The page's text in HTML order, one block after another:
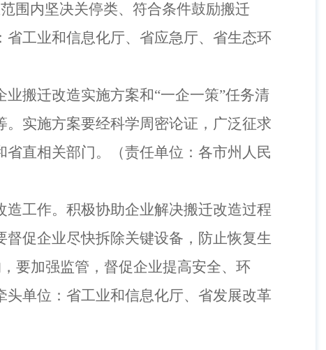
围内坚决关停类、符合条件鼓励搬迁
省工业和信息化厅、省应急厅、省生态环
业搬迁改造实施方案和“一企一策”任务清
实施方案要经科学周密论证，广泛征求
直相关部门。
（责任单位：各市州人民
工作。积极协助企业解决搬迁改造过程
促企业尽快拆除关键设备，防止恢复生
要加强监管，督促企业提高安全、环
头单位：省工业和信息化厅、省发展改革